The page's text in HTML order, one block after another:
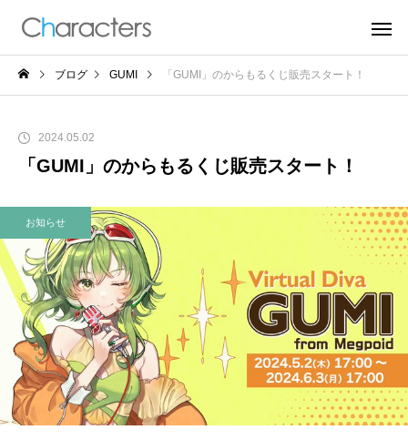
ブログ GUMI 「GUMI」のからもるくじ販売スタート！
2024.05.02
「GUMI」のからもるくじ販売スタート！
お知らせ